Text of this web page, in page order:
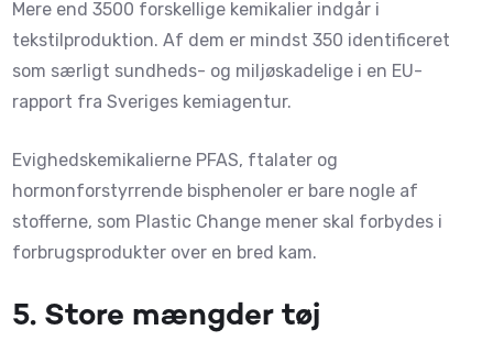
Mere end 3500 forskellige kemikalier indgår i
tekstilproduktion. Af dem er mindst 350 identificeret
som særligt sundheds- og miljøskadelige i en EU-
rapport fra Sveriges kemiagentur.
Evighedskemikalierne PFAS, ftalater og
hormonforstyrrende bisphenoler er bare nogle af
stofferne, som Plastic Change mener skal forbydes i
forbrugsprodukter over en bred kam.
5. Store mængder tøj